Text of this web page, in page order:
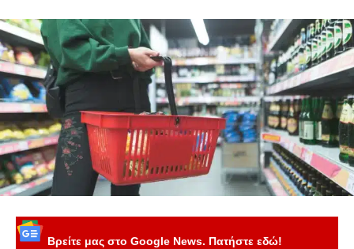
Βρείτε μας στο Google News. Πατήστε εδώ!